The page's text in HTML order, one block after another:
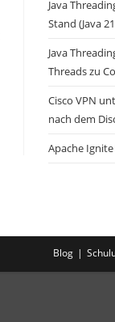
Java
Stand (Java
Java
Threads zu
Cisco VPN
nach dem
Apache
Blog